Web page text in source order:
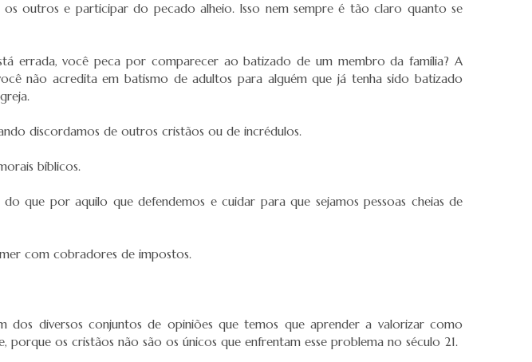
outros e participar do pecado alheio. Isso nem sempre é tão claro quanto se
errada, você peca por comparecer ao batizado de um membro da família? A
não acredita em batismo de adultos para alguém que já tenha sido batizado
discordamos de outros cristãos ou de incrédulos.
bíblicos.
que por aquilo que defendemos e cuidar para que sejamos pessoas cheias de
com cobradores de impostos.
dos diversos conjuntos de opiniões que temos que aprender a valorizar como
porque os cristãos não são os únicos que enfrentam esse problema no século 21.